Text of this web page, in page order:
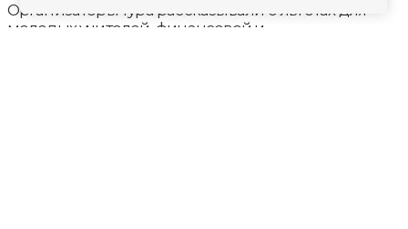
Организаторы тура рассказывали о льготах для
молодых учителей, финансовой и